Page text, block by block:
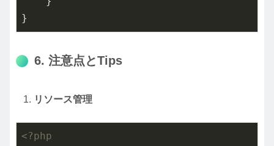
}
6. 注意点とTips
リソース管理
<?php